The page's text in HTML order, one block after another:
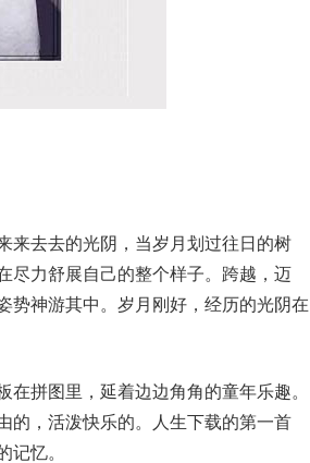
来去去的光阴，当岁月划过往日的树
尽力舒展自己的整个样子。跨越，迈
势神游其中。岁月刚好，经历的光阴在
拼图里，延着边边角角的童年乐趣。
的，活泼快乐的。人生下载的第一首
记忆。